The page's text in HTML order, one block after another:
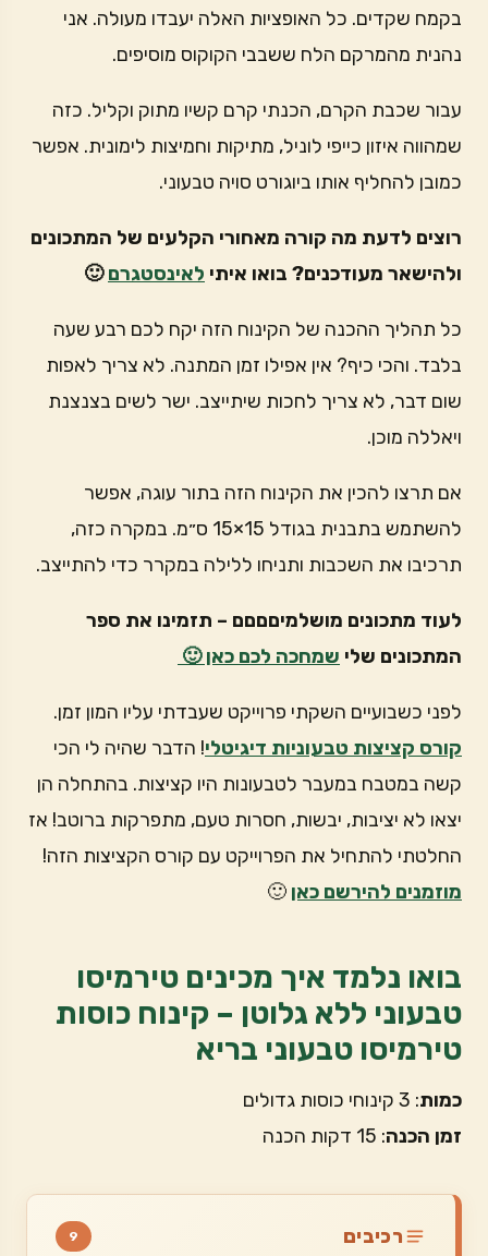
בקמח שקדים. כל האופציות האלה יעבדו מעולה. אני
נהנית מהמרקם הלח ששבבי הקוקוס מוסיפים.
עבור שכבת הקרם, הכנתי קרם קשיו מתוק וקליל. כזה
שמהווה איזון כייפי לוניל, מתיקות וחמיצות לימונית. אפשר
כמובן להחליף אותו ביוגורט סויה טבעוני.
רוצים לדעת מה קורה מאחורי הקלעים של המתכונים
ולהישאר מעודכנים? בואו איתי לאינסטגרם🙂
כל תהליך ההכנה של הקינוח הזה יקח לכם רבע שעה
בלבד. והכי כיף? אין אפילו זמן המתנה. לא צריך לאפות
שום דבר, לא צריך לחכות שיתייצב. ישר לשים בצנצנת
ויאללה מוכן.
אם תרצו להכין את הקינוח הזה בתור עוגה, אפשר
להשתמש בתבנית בגודל 15×15 ס״מ. במקרה כזה,
תרכיבו את השכבות ותניחו ללילה במקרר כדי להתייצב.
לעוד מתכונים מושלמיםםםם – תזמינו את ספר
המתכונים שלי שמחכה לכם כאן 🙂
לפני כשבועיים השקתי פרוייקט שעבדתי עליו המון זמן.
קורס קציצות טבעוניות דיגיטלי! הדבר שהיה לי הכי
קשה במטבח במעבר לטבעונות היו קציצות. בהתחלה הן
יצאו לא יציבות, יבשות, חסרות טעם, מתפרקות ברוטב! אז
החלטתי להתחיל את הפרוייקט עם קורס הקציצות הזה!
מוזמנים להירשם כאן 🙂
בואו נלמד איך מכינים טירמיסו
טבעוני ללא גלוטן – קינוח כוסות
טירמיסו טבעוני בריא
כמות: 3 קינוחי כוסות גדולים
זמן הכנה: 15 דקות הכנה
רכיבים 9